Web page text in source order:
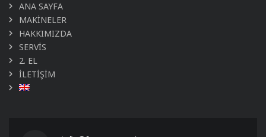
ANA SAYFA
MAKİNELER
HAKKIMIZDA
SERVİS
2. EL
İLETİŞİM